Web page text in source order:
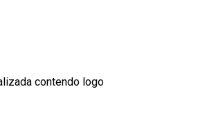
contendo logo